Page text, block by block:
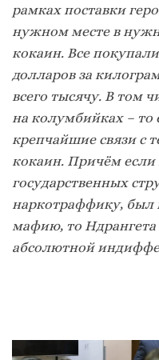
рамках поставки
нужном месте в
кокаин. Все
долларов за
всего тысячу. В том
на колумбийках – то
крепчайшие связи с
кокаин. Причём
государственных
наркотраффику, был
мафию, то Ндрангета
абсолютной